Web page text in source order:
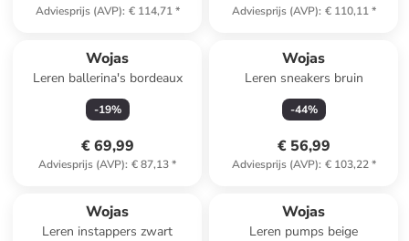
Adviesprijs (AVP): € 114,71* Adviesprijs (AVP): € 110,11*
Wojas
Leren ballerina's bordeaux
-19%
€ 69,99
Adviesprijs (AVP): € 87,13*
Wojas
Leren sneakers bruin
-44%
€ 56,99
Adviesprijs (AVP): € 103,22*
Wojas
Leren instappers zwart
Wojas
Leren pumps beige